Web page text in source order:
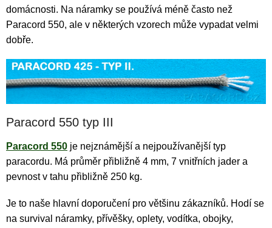
domácnosti. Na náramky se používá méně často než
Paracord 550, ale v některých vzorech může vypadat velmi
dobře.
Paracord 550 typ III
Paracord 550 je nejznámější a nejpoužívanější typ
paracordu. Má průměr přibližně 4 mm, 7 vnitřních jader a
pevnost v tahu přibližně 250 kg.
Je to naše hlavní doporučení pro většinu zákazníků. Hodí se
na survival náramky, přívěšky, oplety, vodítka, obojky,